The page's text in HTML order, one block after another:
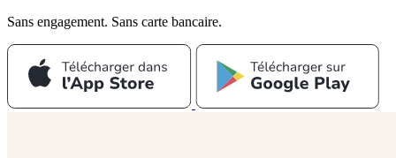
Sans engagement. Sans carte bancaire.